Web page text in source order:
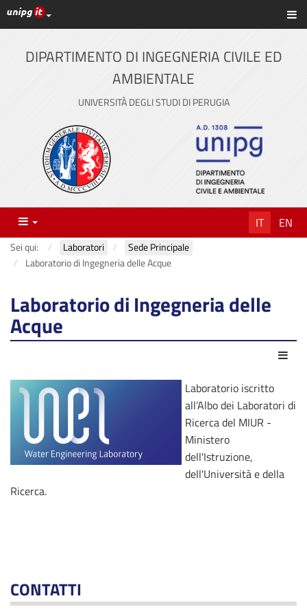
Vai
al
contenuto
principale
Link ai principali servizi web di Ateneo
DIPARTIMENTO DI INGEGNERIA CIVILE ED
AMBIENTALE
UNIVERSITÀ DEGLI STUDI DI PERUGIA
Menu IT EN
Sei qui: Laboratori
Sede Principale
Laboratorio di Ingegneria delle Acque
Laboratorio di Ingegneria delle
Acque
Laboratorio iscritto
all’Albo dei Laboratori di
Ricerca del MIUR -
Ministero
dell'Istruzione,
dell'Università e della
Ricerca.
CONTATTI